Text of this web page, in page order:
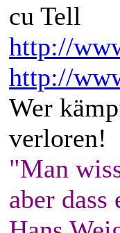
cu Tell
http://
http://
Wer
verloren!
"Man
aber dass